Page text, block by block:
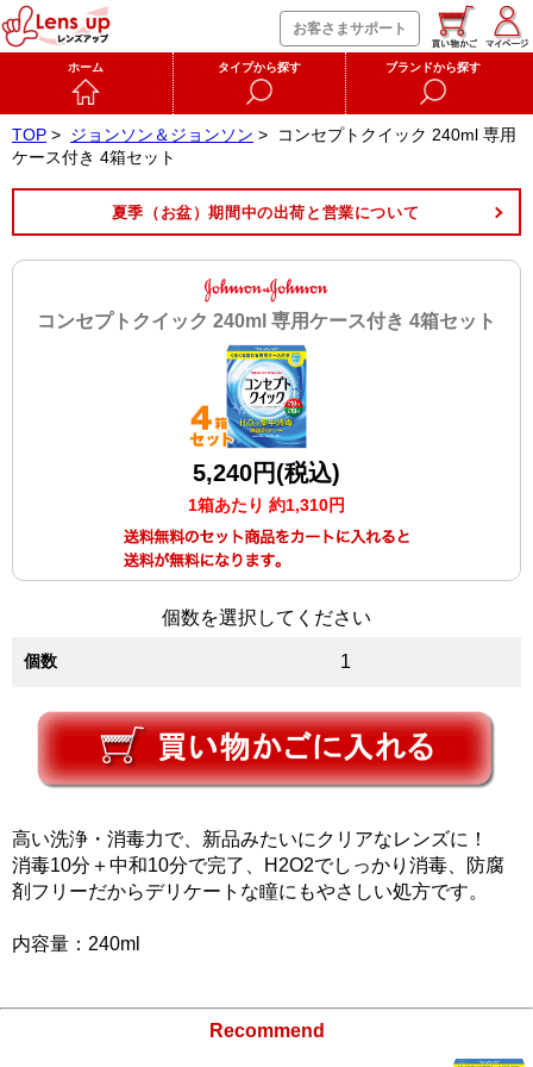
お客さまサポート
ホーム タイプから探す ブランドから探す
TOP > ジョンソン＆ジョンソン >
コンセプトクイック 240ml 専用
ケース付き 4箱セット
夏季（お盆）期間中の出荷と営業について
コンセプトクイック 240ml 専用ケース付き 4箱セット
5,240円(税込)
1箱あたり 約1,310円
個数を選択してください
個数 1
高い洗浄・消毒力で、新品みたいにクリアなレンズに！
消毒10分＋中和10分で完了、H2O2でしっかり消毒、防腐
剤フリーだからデリケートな瞳にもやさしい処方です。
内容量：240ml
Recommend